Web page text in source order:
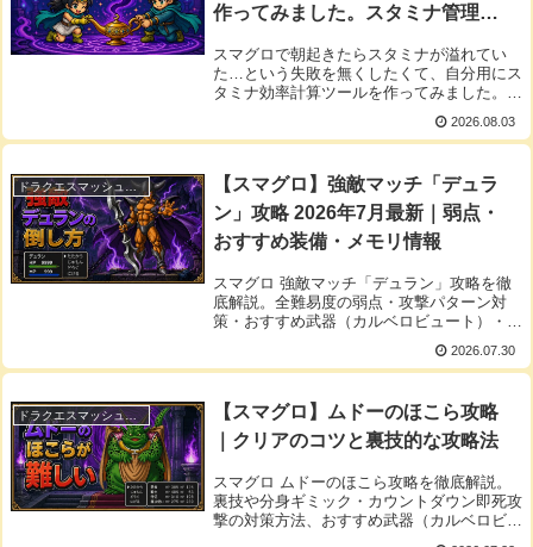
作ってみました。スタミナ管理
スマグロで朝起きたらスタミナが溢れてい
た…という失敗を無くしたくて、自分用にス
タミナ効率計算ツールを作ってみました。
刻」が一発でわかるツールです。良かったら
使ってみてください！
2026.08.03
ドラクエスマッシュグロウ
【スマグロ】強敵マッチ「デュラ
ン」攻略 2026年7月最新｜弱点・
おすすめ装備・メモリ情報
スマグロ 強敵マッチ「デュラン」攻略を徹
底解説。全難易度の弱点・攻撃パターン対
策・おすすめ武器（カルベロビュート）・編
まとめました。2026年7月最新。
2026.07.30
ドラクエスマッシュグロウ
【スマグロ】ムドーのほこら攻略
｜クリアのコツと裏技的な攻略法
スマグロ ムドーのほこら攻略を徹底解説。
裏技や分身ギミック・カウントダウン即死攻
撃の対策方法、おすすめ武器（カルベロビュ